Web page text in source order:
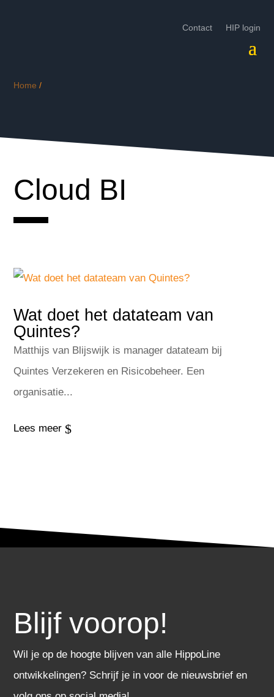
Contact HIP login
Home /
Cloud BI
Wat doet het datateam van
Quintes?
Matthijs van Blijswijk is manager datateam bij
Quintes Verzekeren en Risicobeheer. Een
organisatie...
Lees meer $
Blijf voorop!
Wil je op de hoogte blijven van alle HippoLine
ontwikkelingen? Schrijf je in voor de nieuwsbrief en